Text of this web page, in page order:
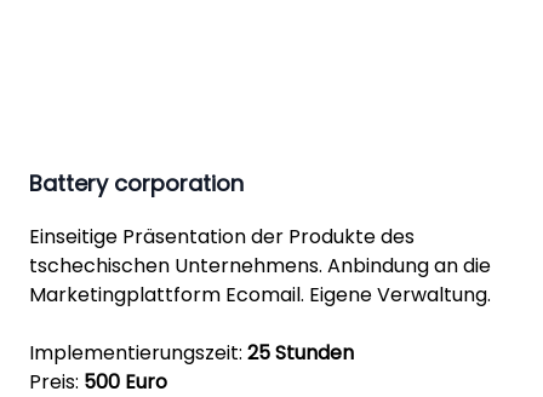
Battery corporation
Einseitige Präsentation der Produkte des
tschechischen Unternehmens. Anbindung an die
Marketingplattform Ecomail. Eigene Verwaltung.
Implementierungszeit: 25 Stunden
Preis: 500 Euro